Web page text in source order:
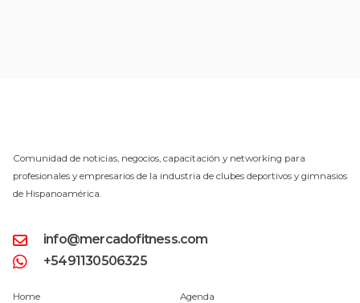
Comunidad de noticias, negocios, capacitación y networking para
profesionales y empresarios de la industria de clubes deportivos y gimnasios
de Hispanoamérica.
info@mercadofitness.com
+5491130506325
Home Agenda